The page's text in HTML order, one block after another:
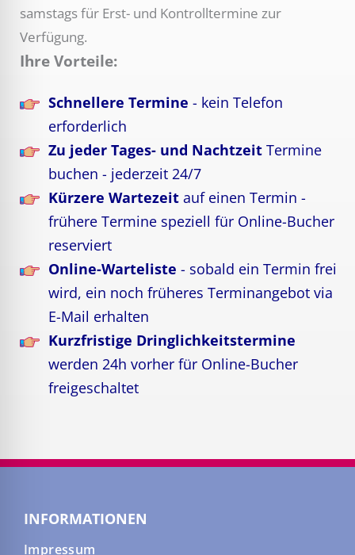
samstags für Erst- und Kontrolltermine zur
Verfügung.
Ihre Vorteile:
Schnellere Termine- kein Telefon
erforderlich
Zu jeder Tages- und Nachtzeit Termine
buchen - jederzeit 24/7
Kürzere Wartezeit auf einen Termin -
frühere Termine speziell für Online-Bucher
reserviert
Online-Warteliste - sobald ein Termin frei
wird, ein noch früheres Terminangebot via
E-Mail erhalten
Kurzfristige Dringlichkeitstermine
werden 24h vorher für Online-Bucher
freigeschaltet
INFORMATIONEN
Impressum